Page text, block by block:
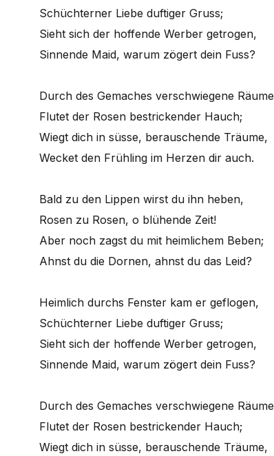
Schüchterner Liebe duftiger Gruss;
Sieht sich der hoffende Werber getrogen,
Sinnende Maid, warum zögert dein Fuss?
Durch des Gemaches verschwiegene Räume
Flutet der Rosen bestrickender Hauch;
Wiegt dich in süsse, berauschende Träume,
Wecket den Frühling im Herzen dir auch.
Bald zu den Lippen wirst du ihn heben,
Rosen zu Rosen, o blühende Zeit!
Aber noch zagst du mit heimlichem Beben;
Ahnst du die Dornen, ahnst du das Leid?
Heimlich durchs Fenster kam er geflogen,
Schüchterner Liebe duftiger Gruss;
Sieht sich der hoffende Werber getrogen,
Sinnende Maid, warum zögert dein Fuss?
Durch des Gemaches verschwiegene Räume
Flutet der Rosen bestrickender Hauch;
Wiegt dich in süsse, berauschende Träume,